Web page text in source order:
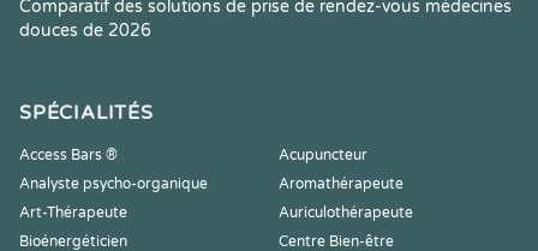
Comparatif des solutions de prise de rendez-vous médecines
douces de 2026
SPÉCIALITÉS
Access Bars ®
Acupuncteur
Analyste psycho-organique
Aromathérapeute
Art-Thérapeute
Auriculothérapeute
Bioénergéticien
Centre Bien-être